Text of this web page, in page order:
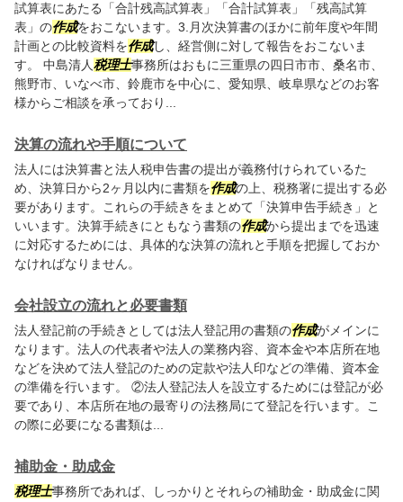
試算表にあたる「合計残高試算表」「合計試算表」「残高試算
表」の作成をおこないます。3.月次決算書のほかに前年度や年間
計画との比較資料を作成し、経営側に対して報告をおこないま
す。 中島清人税理士事務所はおもに三重県の四日市市、桑名市、
熊野市、いなべ市、鈴鹿市を中心に、愛知県、岐阜県などのお客
様からご相談を承っており...
決算の流れや手順について
法人には決算書と法人税申告書の提出が義務付けられているた
め、決算日から2ヶ月以内に書類を作成の上、税務署に提出する必
要があります。これらの手続きをまとめて「決算申告手続き」と
いいます。決算手続きにともなう書類の作成から提出までを迅速
に対応するためには、具体的な決算の流れと手順を把握しておか
なければなりません。
会社設立の流れと必要書類
法人登記前の手続きとしては法人登記用の書類の作成がメインに
なります。法人の代表者や法人の業務内容、資本金や本店所在地
などを決めて法人登記のための定款や法人印などの準備、資本金
の準備を行います。 ②法人登記法人を設立するためには登記が必
要であり、本店所在地の最寄りの法務局にて登記を行います。こ
の際に必要になる書類は...
補助金・助成金
税理士事務所であれば、しっかりとそれらの補助金・助成金に関